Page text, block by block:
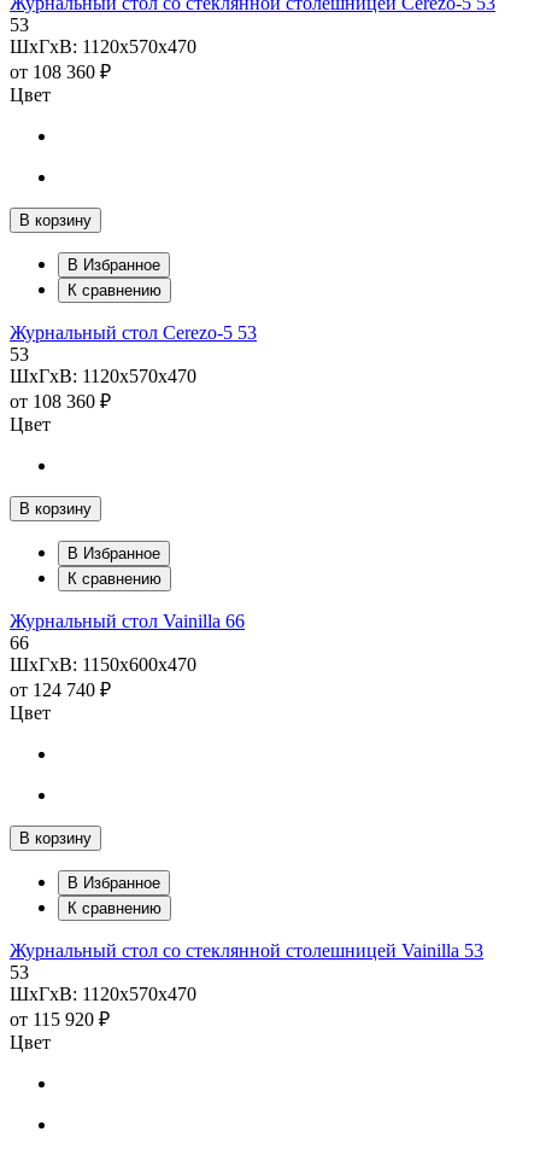
53
ШхГхВ: 1120х570х470
от 108 360 ₽
Цвет
В корзину
В Избранное
К сравнению
Журнальный стол Cerezo-5 53
53
ШхГхВ: 1120х570х470
от 108 360 ₽
Цвет
В корзину
В Избранное
К сравнению
Журнальный стол Vainilla 66
66
ШхГхВ: 1150х600х470
от 124 740 ₽
Цвет
В корзину
В Избранное
К сравнению
Журнальный стол со стеклянной столешницей Vainilla 53
53
ШхГхВ: 1120х570х470
от 115 920 ₽
Цвет